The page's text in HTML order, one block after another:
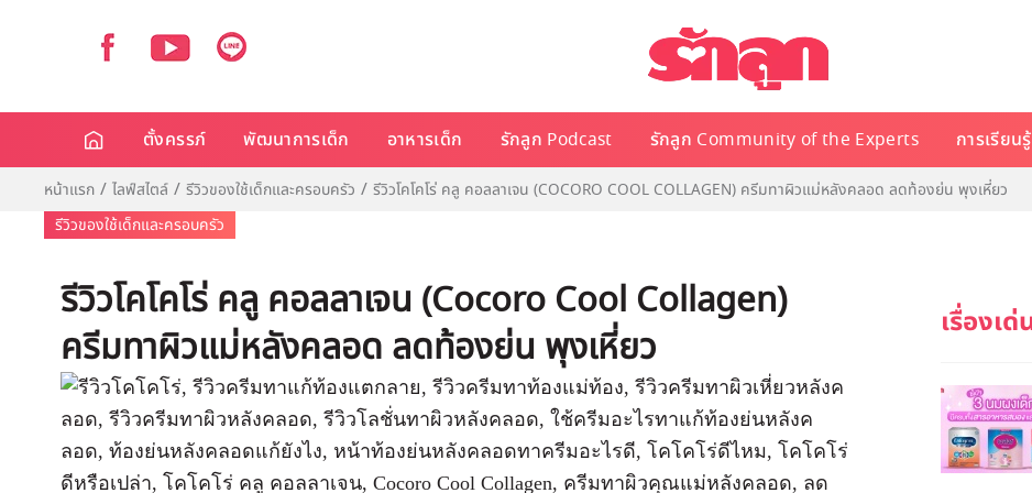
ตั้งครรภ์ พัฒนาการเด็ก อาหารเด็ก รักลูก Podcast รักลูก Community of the Experts การเรียนรู้
หน้าแรก ไลฟ์สไตล์ รีวิวของใช้เด็กและครอบครัว
รีวิวโคโคโร่ คลู คอลลาเจน (COCORO COOL COLLAGEN) ครีมทาผิวแม่หลังคลอด ลดท้องย่น พุงเหี่ยว
รีวิวของใช้เด็กและครอบครัว
รีวิวโคโคโร่ คลู คอลลาเจน (Cocoro Cool Collagen)
ครีมทาผิวแม่หลังคลอด ลดท้องย่น พุงเหี่ยว